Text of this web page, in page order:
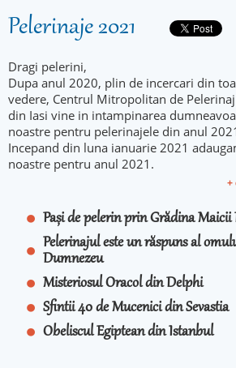
Pelerinaje 2021
Dragi pelerini,
Dupa anul 2020, plin de incercari din
vedere, Centrul Mitropolitan de Pelerinaj
din Iasi vine in intampinarea
noastre pentru pelerinajele din anul
Incepand din luna ianuarie 2021
noastre pentru anul 2021.
+
Pași de pelerin prin Grădina
Pelerinajul este un răspuns al
Dumnezeu
Misteriosul Oracol din Delphi
Sfintii 40 de Mucenici din Sevastia
Obeliscul Egiptean din Istanbul